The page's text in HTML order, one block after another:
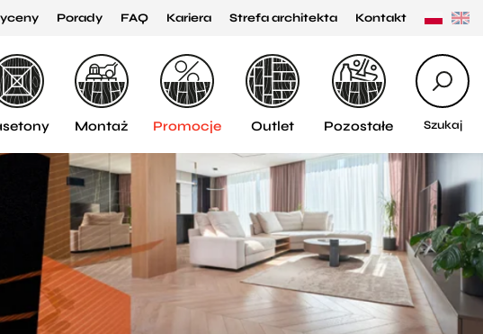
Porady FAQ Kariera Strefa architekta Kontakt
Szukaj
Montaż Promocje Outlet Pozostałe